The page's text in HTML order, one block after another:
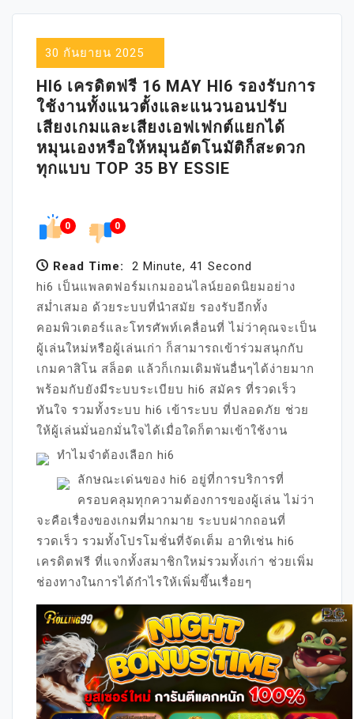
30 กันยายน 2025
HI6 เครดิตฟรี 16 MAY HI6 รองรับการ
ใช้งานทั้งแนวตั้งและแนวนอนปรับ
เสียงเกมและเสียงเอฟเฟกต์แยกได้
หมุนเองหรือให้หมุนอัตโนมัติก็สะดวก
ทุกแบบ TOP 35 BY ESSIE
0 0
Read Time:
2 Minute, 41 Second
hi6 เป็นแพลตฟอร์มเกมออนไลน์ยอดนิยมอย่าง
สม่ำเสมอ ด้วยระบบที่นำสมัย รองรับอีกทั้ง
คอมพิวเตอร์และโทรศัพท์เคลื่อนที่ ไม่ว่าคุณจะเป็น
ผู้เล่นใหม่หรือผู้เล่นเก่า ก็สามารถเข้าร่วมสนุกกับ
เกมคาสิโน สล็อต แล้วก็เกมเดิมพันอื่นๆได้ง่ายมาก
พร้อมกับยังมีระบบระเบียบ hi6 สมัคร ที่รวดเร็ว
ทันใจ รวมทั้งระบบ hi6 เข้าระบบ ที่ปลอดภัย ช่วย
ให้ผู้เล่นมั่นอกมั่นใจได้เมื่อใดก็ตามเข้าใช้งาน
ทำไมจำต้องเลือก hi6
ลักษณะเด่นของ hi6 อยู่ที่การบริการที่
ครอบคลุมทุกความต้องการของผู้เล่น ไม่ว่า
จะคือเรื่องของเกมที่มากมาย ระบบฝากถอนที่
รวดเร็ว รวมทั้งโปรโมชั่นที่จัดเต็ม อาทิเช่น hi6
เครดิตฟรี ที่แจกทั้งสมาชิกใหม่รวมทั้งเก่า ช่วยเพิ่ม
ช่องทางในการได้กำไรให้เพิ่มขึ้นเรื่อยๆ